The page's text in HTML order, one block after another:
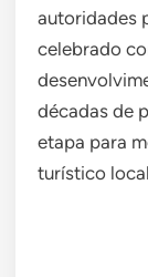
autoridades
celebrado
décadas de
etapa para
turístico